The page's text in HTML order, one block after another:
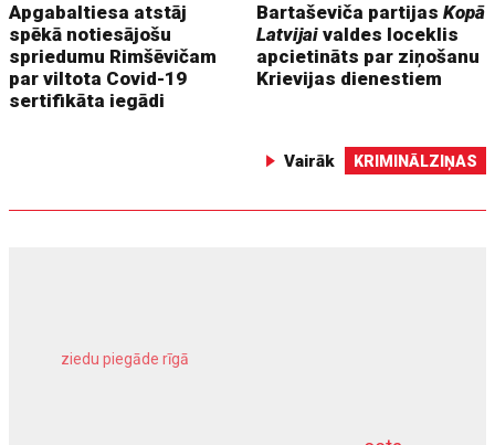
Apgabaltiesa atstāj
spēkā notiesājošu
spriedumu Rimšēvičam
par viltota Covid-19
sertifikāta iegādi
Bartaševiča partijasKopā
Latvijai valdes loceklis
apcietināts par ziņošanu
Krievijas dienestiem
Vairāk KRIMINĀLZIŅAS
ziedu piegāde rīgā